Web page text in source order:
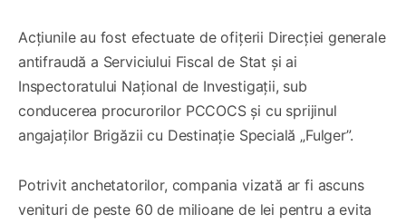
Acțiunile au fost efectuate de ofițerii Direcției generale
antifraudă a Serviciului Fiscal de Stat și ai
Inspectoratului Național de Investigații, sub
conducerea procurorilor PCCOCS și cu sprijinul
angajaților Brigăzii cu Destinație Specială „Fulger”.
Potrivit anchetatorilor, compania vizată ar fi ascuns
venituri de peste 60 de milioane de lei pentru a evita